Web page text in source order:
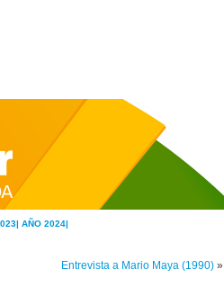
AÑO 2024|
Entrevista a Mario Maya (1990) »